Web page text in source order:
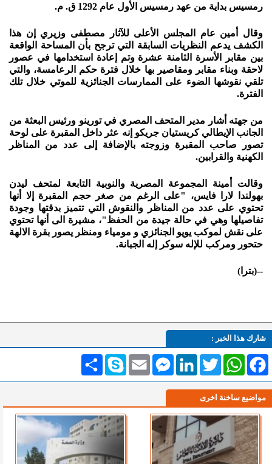
رمسيس بداية من عهد رمسيس الأول عام 1292 ق. م.
وقال أمين عام المجلس الأعلى للآثار مصطفى وزيري إن هذا
الكشف يدعم النظريات السابقة التي ترجح بأن المساحة الواقعة
بين مقابر الأسرة الثامنة عشرة وتم إعادة استخدامها في عصور
لاحقة وبناء مقابر ومقاصير بها خلال فترة حكم الرعامسة، والتي
تلقي نقوشها الضوء على الممارسات الجنائزية للموتي خلال تلك
الفترة.
من جهته أشار مدير المتحف المصري في تورينو ورئيس البعثة من
الجانب الإيطالي كريستيان جريكو إنه عثر داخل المقبرة على لوحة
تصور صاحب المقبرة وزوجته بالإضافة إلى عدد من المناظر
الكهنية والقرابين.
وقالت أمينة المجموعة المصرية والنوبية التابعة لمتحف ليدن
بهولندا لارا فايس، "على الرغم من صغر حجم المقبرة إلا أنها
تحتوي على عدد من المناظر والنقوش التي تتميز بدقتها وجودة
تفاصيلها وهي في حالة جيدة من الحفظ"، مشيرة الى أنها تحتوي
على نقش لموكب يويو الجنائزي و مومياء ومنظر يصور بقرة الالهة
حتحور ومركب للإله سوكر إله الجبانة.
--(بترا)
شارك هذا الخبر :
انشر Skype Email
MessengerLinkedInTwitterWhatsAppFacebook
مواضيع ساخنة اخرى